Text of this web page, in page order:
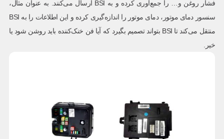
فشار روغن و… را جمع‌آوری کرده و به BSI ارسال می‌کنند. به عنوان مثال،
سنسور دمای موتور، دمای موتور را اندازه‌گیری کرده و این اطلاعات را به BSI
منتقل می‌کند تا BSI بتواند تصمیم بگیرد که آیا فن خنک‌کننده باید روشن شود یا
خیر.